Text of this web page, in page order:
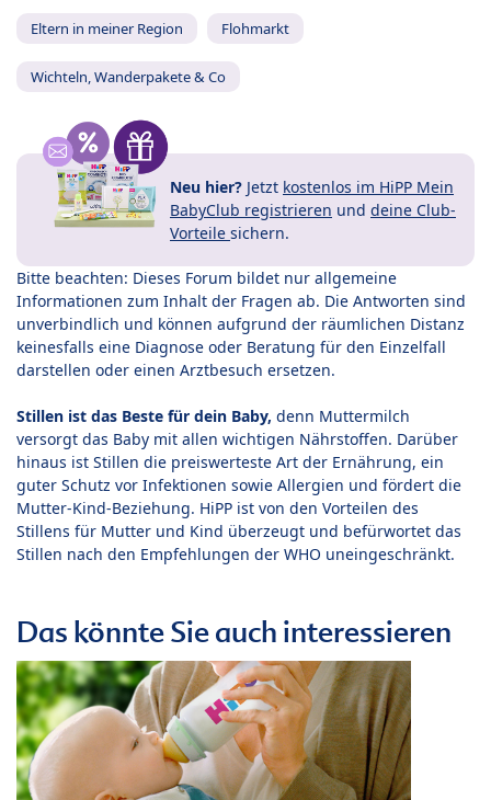
Eltern in meiner Region Flohmarkt
Wichteln, Wanderpakete & Co
Neu hier? Jetzt kostenlos im HiPP Mein
BabyClub registrieren und deine Club-
Vorteile sichern.
Bitte beachten: Dieses Forum bildet nur allgemeine
Informationen zum Inhalt der Fragen ab. Die Antworten sind
unverbindlich und können aufgrund der räumlichen Distanz
keinesfalls eine Diagnose oder Beratung für den Einzelfall
darstellen oder einen Arztbesuch ersetzen.
Stillen ist das Beste für dein Baby, denn Muttermilch
versorgt das Baby mit allen wichtigen Nährstoffen. Darüber
hinaus ist Stillen die preiswerteste Art der Ernährung, ein
guter Schutz vor Infektionen sowie Allergien und fördert die
Mutter-Kind-Beziehung. HiPP ist von den Vorteilen des
Stillens für Mutter und Kind überzeugt und befürwortet das
Stillen nach den Empfehlungen der WHO uneingeschränkt.
Das könnte Sie auch interessieren